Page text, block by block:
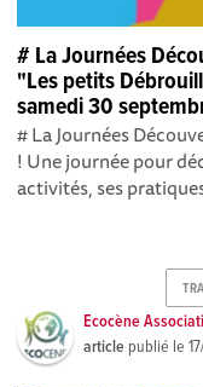
# La Journées
"Les petits
samedi 30
# La Journées
! Une journée pour
activités, ses
Ecocène
article publié le